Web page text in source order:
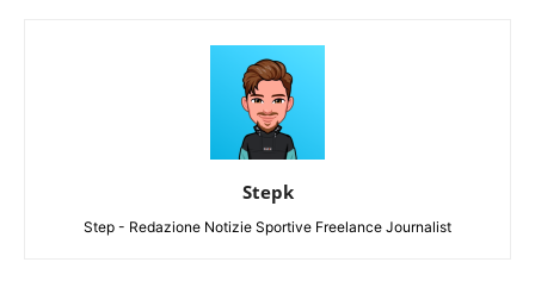
Stepk
Step - Redazione Notizie Sportive Freelance Journalist